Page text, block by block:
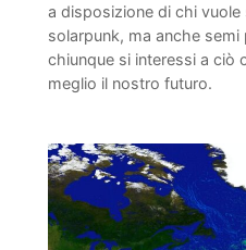
a disposizione di chi vuole
solarpunk, ma anche
chiunque si interessi a ciò
meglio il nostro futuro.